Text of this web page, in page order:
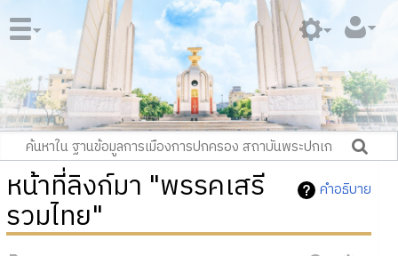
คำอธิบาย
หน้าที่ลิงก์มา "พรรคเสรี
รวมไทย"